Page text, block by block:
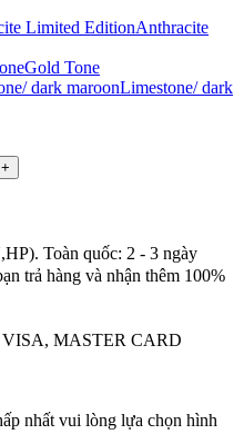
Anthracite
Gold Tone
Limestone/ dark
Toàn quốc: 2 - 3 ngày
trả hàng và nhận thêm 100%
VISA, MASTER CARD
nhất vui lòng lựa chọn hình